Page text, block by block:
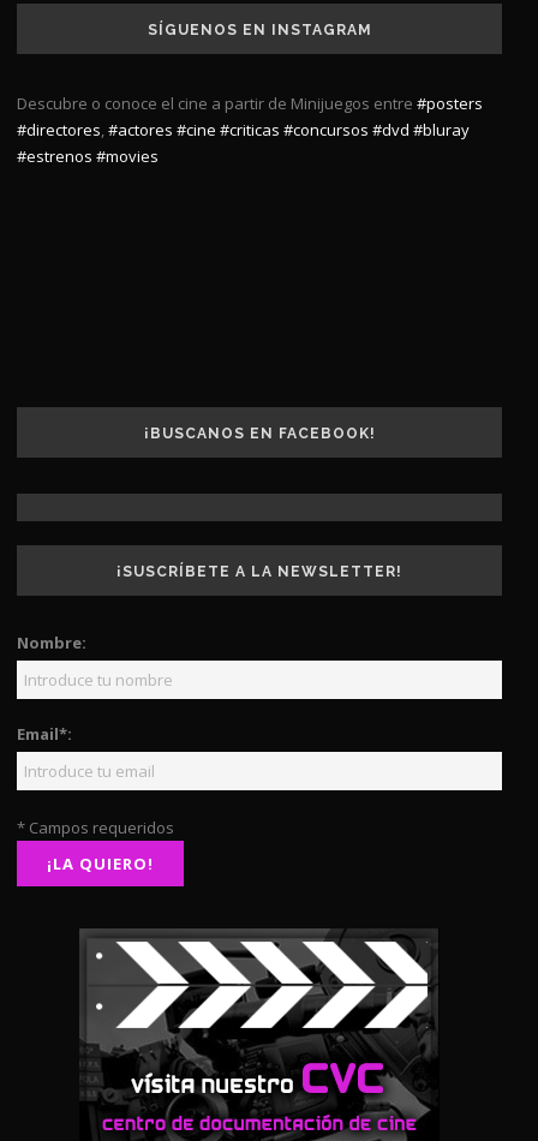
SÍGUENOS EN INSTAGRAM
Descubre o conoce el cine a partir de Minijuegos entre #posters
#directores,#actores #cine #criticas #concursos #dvd #bluray
#estrenos #movies
¡BUSCANOS EN FACEBOOK!
¡SUSCRÍBETE A LA NEWSLETTER!
Nombre:
Email*:
* Campos requeridos